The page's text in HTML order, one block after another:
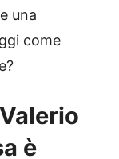
una
come
è